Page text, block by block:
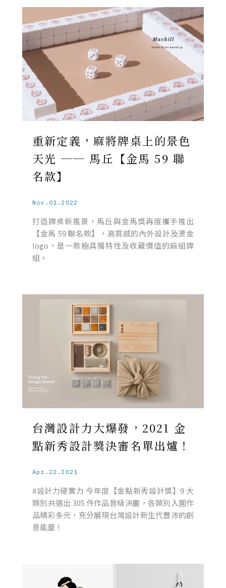
重新定義，麻將牌桌上的景色
天光 ── 馬丘【金馬 59 聯
名款】
Nov.01.2022
打造牌桌新風景，馬丘與金馬獎再度攜手推出
【金馬 59 聯名款】，高質感的內外設計及燙金
logo，是一款極具獨特性及收藏價值的麻組牌
組。
台灣設計力大爆發，2021 金
點新秀設計獎決審名單出爐！
Apr.22.2021
#設計力硬實力 今年度【金點新秀設計獎】9 大
類別共選出 305 件作品晉級決審，各類別入圍作
品精彩多元，充分展現台灣設計新生代豐沛的創
意能量！